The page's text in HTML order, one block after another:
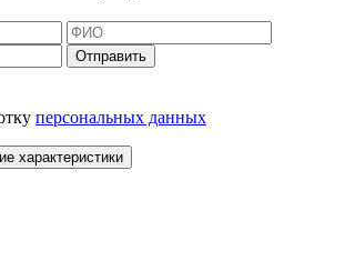
Отправить
персональных данных
характеристики